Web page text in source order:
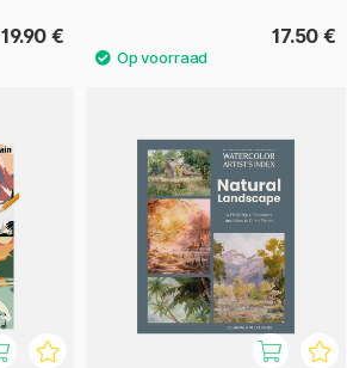
19.90 € 17.50 €